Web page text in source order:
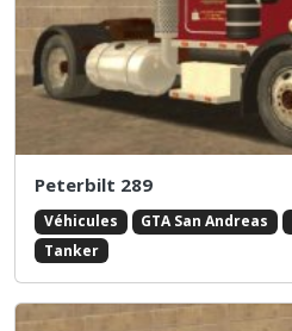
Peterbilt 289
Véhicules GTA San Andreas
Tanker